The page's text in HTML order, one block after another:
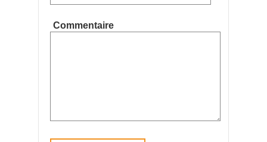
Commentaire